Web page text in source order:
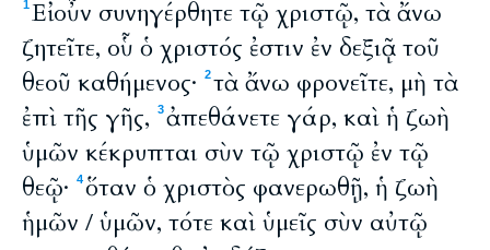
1Εἰ οὖν συνηγέρθητε τῷ χριστῷ, τὰ ἄνω
ζητεῖτε, οὗ ὁ χριστός ἐστιν ἐν δεξιᾷ τοῦ
θεοῦ καθήμενος·
2τὰ ἄνω φρονεῖτε, μὴ τὰ
ἐπὶ τῆς γῆς,
3ἀπεθάνετε γάρ, καὶ ἡ ζωὴ
ὑμῶν κέκρυπται σὺν τῷ χριστῷ ἐν τῷ
θεῷ·
4ὅταν ὁ χριστὸς φανερωθῇ, ἡ ζωὴ
ἡμῶν / ὑμῶν, τότε καὶ ὑμεῖς σὺν αὐτῷ